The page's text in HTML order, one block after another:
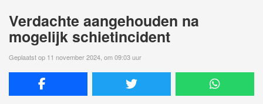
Verdachte aangehouden na
mogelijk schietincident
Geplaatst op 11 november 2024, om 09:03 uur